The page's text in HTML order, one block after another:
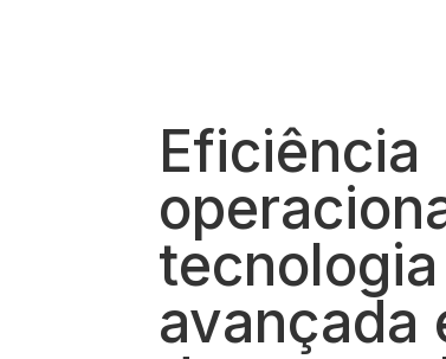
Eficiência
tecnologia
avançada